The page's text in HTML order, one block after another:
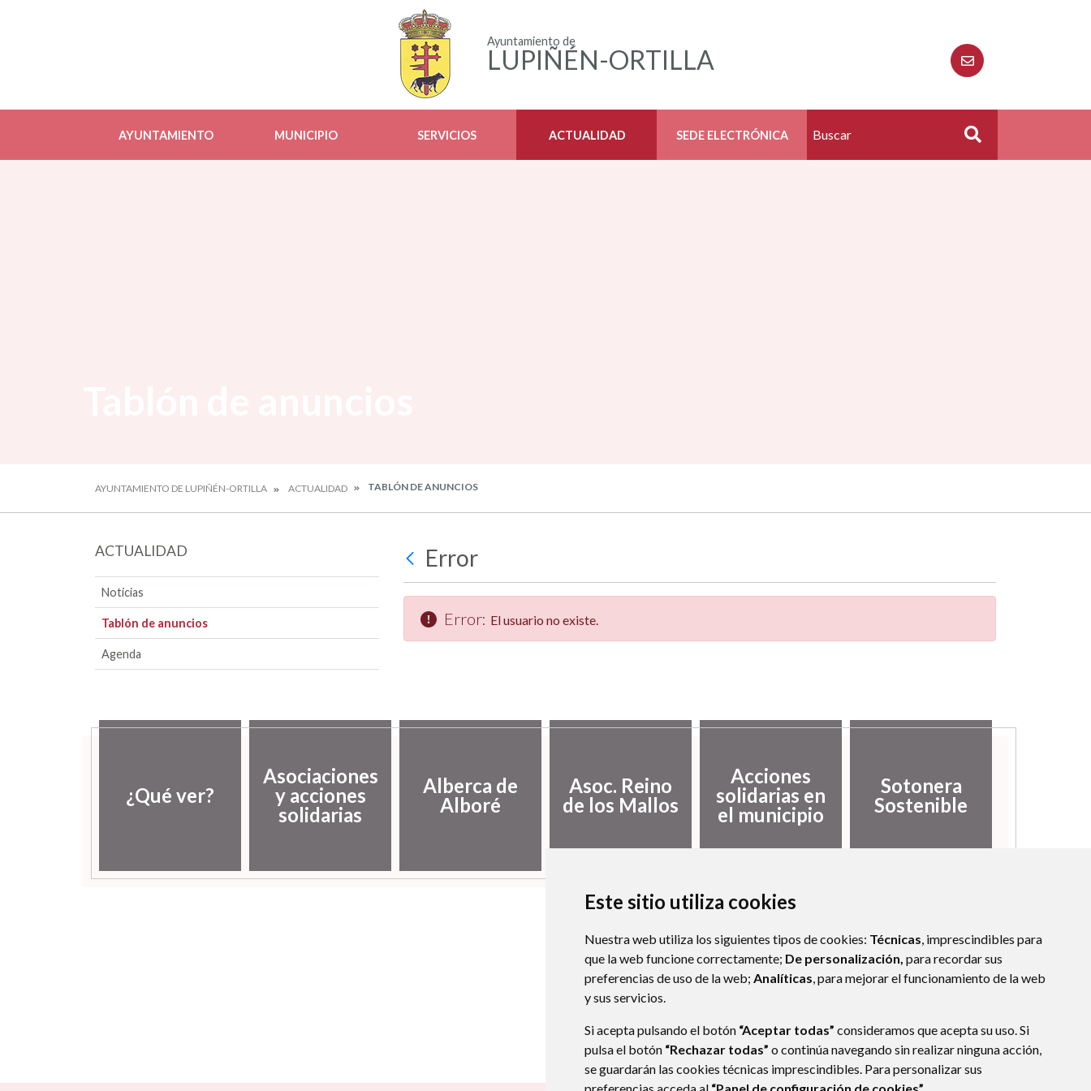
Este sitio utiliza cookies
Nuestra web utiliza los siguientes tipos de cookies: Técnicas, imprescindibles para
que la web funcione correctamente; De personalización, para recordar sus
preferencias de uso de la web; Analíticas, para mejorar el funcionamiento de la web
y sus servicios.
Si acepta pulsando el botón “Aceptar todas” consideramos que acepta su uso. Si
pulsa el botón “Rechazar todas” o continúa navegando sin realizar ninguna acción,
se guardarán las cookies técnicas imprescindibles. Para personalizar sus
Ayuntamiento de
LUPIÑÉN-ORTILLA
AYUNTAMIENTO MUNICIPIO SERVICIOS ACTUALIDAD SEDE ELECTRÓNICA Buscar
AYUNTAMIENTO DE LUPIÑÉN-ORTILLA ACTUALIDAD TABLÓN DE ANUNCIOS
ACTUALIDAD
Noticias
Tablón de anuncios
Agenda
Error
Error: El usuario no existe.
¿Qué ver?
Asociaciones
y acciones
solidarias
Alberca de
Alboré
Asoc. Reino
de los Mallos
Acciones
solidarias en
el municipio
Sotonera
Sostenible